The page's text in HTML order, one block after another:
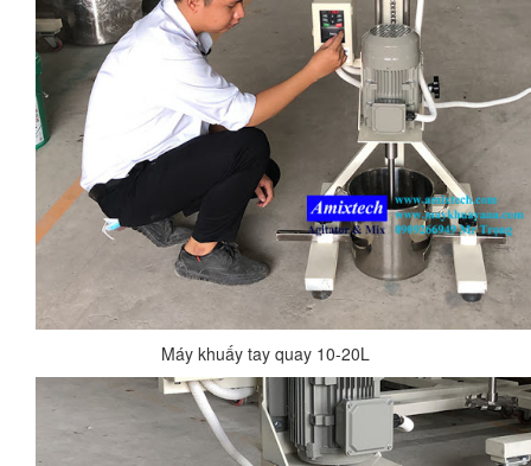
Máy khuấy tay quay 10-20L